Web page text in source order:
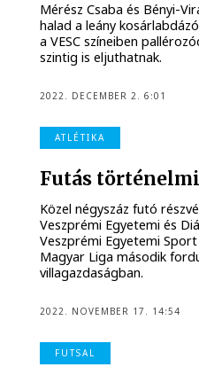
Mérész Csaba és Bényi-
halad a leány
a VESC színeiben
szintig is eljuthatnak.
2022. DECEMBER 2. 6:01
ATLÉTIKA
Futás
Közel négyszáz futó
Veszprémi Egyetemi és
Veszprémi Egyetemi Sport
Magyar Liga második
villagazdaságban.
2022. NOVEMBER 17. 14:54
FUTSAL